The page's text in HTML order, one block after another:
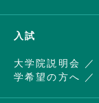
入試
大学院説明会
学希望の方へ